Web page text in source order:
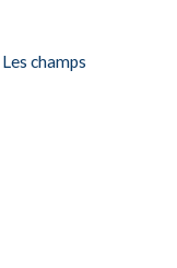
Les champs